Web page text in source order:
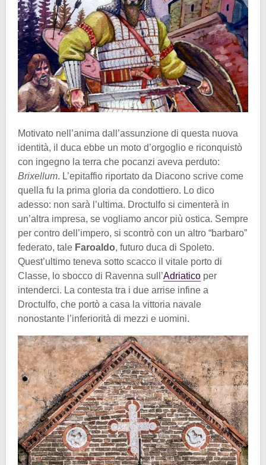
Motivato nell’anima dall’assunzione di questa nuova
identità, il duca ebbe un moto d’orgoglio e riconquistò
con ingegno la terra che pocanzi aveva perduto:
Brixellum. L’epitaffio riportato da Diacono scrive come
quella fu la prima gloria da condottiero. Lo dico
adesso: non sarà l’ultima. Droctulfo si cimenterà in
un’altra impresa, se vogliamo ancor più ostica. Sempre
per contro dell’impero, si scontrò con un altro “barbaro”
federato, tale Faroaldo, futuro duca di Spoleto.
Quest’ultimo teneva sotto scacco il vitale porto di
Classe, lo sbocco di Ravenna sull’Adriatico per
intenderci. La contesta tra i due arrise infine a
Droctulfo, che portò a casa la vittoria navale
nonostante l’inferiorità di mezzi e uomini.